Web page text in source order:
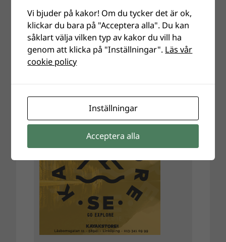
Vi bjuder på kakor! Om du tycker det är ok,
klickar du bara på "Acceptera alla". Du kan
såklart välja vilken typ av kakor du vill ha
genom att klicka på "Inställningar". Läs vår
cookie policy
Inställningar
Acceptera alla